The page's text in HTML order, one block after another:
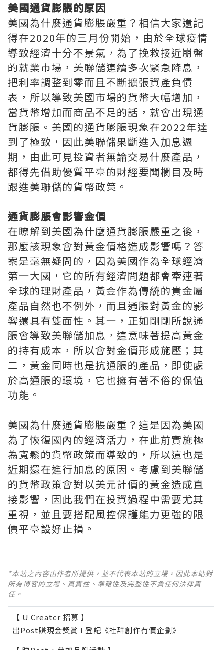
美國通貨膨脹的原因
美國為什麼通貨膨脹嚴重？相信大家還記
得在2020年的三月份開始，由於全球疫情
導致經濟十分不景氣，為了挽救接近崩盤
的就業市場，美聯儲連續多次緊急降息，
把利率調整到零而且不斷擴張資產負債
表，所以導致美國市場的貨幣大幅增加，
當貨幣增加而商品不足的話，就會出現通
貨膨脹。美國的通貨膨脹現象在2022年達
到了極致，因此美聯儲果斷進入加息週
期，由此可見投資者無論交易什麼產品，
都得先借助優質平臺的財經要聞欄目及時
跟進美聯儲的貨幣政策。
通貨膨脹會影響金價
在瞭解到美國為什麼通貨膨脹嚴重之後，
那麼該現象會對黃金價格造成影響嗎？答
案是毫無疑問的，因為美國作為全球經濟
第一大國，它的所有經濟問題都會牽連著
全球的理財產品，黃金作為傳統的貴金屬
產品自然也不例外，而且通脹對黃金的影
響還具有雙面性。其一，正如剛剛所說通
脹會導致美聯儲加息，這意味著提高黃金
的持有成本，所以會對金價形成施壓；其
二，黃金同時也是抗通脹的產品，即使處
於高通脹的環境，它也擁有著不俗的保值
功能。
美國為什麼通貨膨脹嚴重？這是因為美國
為了恢復國內的經濟活力，在此前實施極
為寬鬆的貨幣政策而導致的，所以這也是
近期還在進行加息的原因。考慮到美聯儲
的貨幣政策會對以美元計價的黃金造成直
接影響，因此我們在投資過程中需要尤其
重視，並且要搭配風控保護能力更強的限
價平臺設好止損。
*本站之內容由作者所提供，並不代表本站的立場。因此本站對
所有博客的立場、真實性、準確性及完整性不負任何法律責
任。
【 U Creator 招募 】
出Post賺現金獎賞 l 登記《社群創作有價企劃》